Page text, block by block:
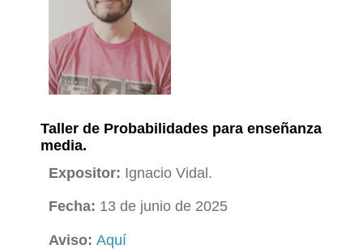
Taller de Probabilidades para enseñanza
media.
Expositor: Ignacio Vidal.
Fecha: 13 de junio de 2025
Aviso: Aquí